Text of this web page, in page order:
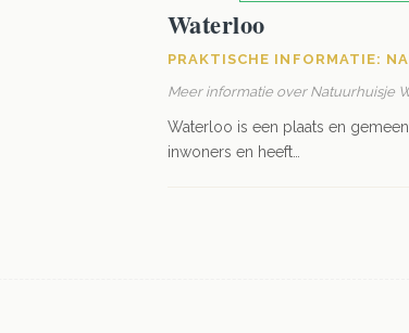
Waterloo
PRAKTISCHE INFORMATIE:
Meer informatie over Natuurhuisje
Waterloo is een plaats en
inwoners en heeft…